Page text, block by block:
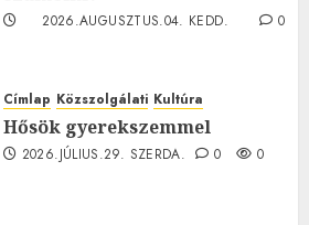
2026.AUGUSZTUS.04. KEDD.
0
Címlap Közszolgálati Kultúra
Hősök gyerekszemmel
2026.JÚLIUS.29. SZERDA. 0 0